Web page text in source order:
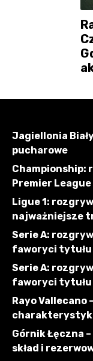
Jagiellonia
pucharowe
Championship:
Premier
Ligue 1:
najważniejsze
Serie A:
faworyci tytułu
Serie A:
faworyci tytułu
Rayo Vallecano
Górnik Łęczna
skład i